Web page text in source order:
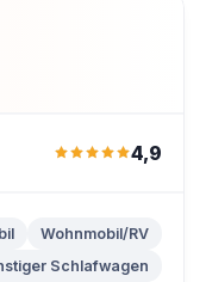
4,9
Wohnmobil/RV
Schlafwagen